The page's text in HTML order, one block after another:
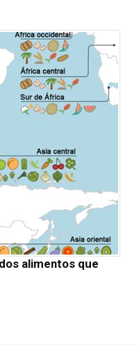
alimentos que